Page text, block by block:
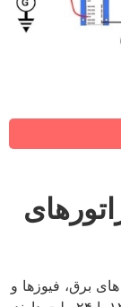
برق، فیوزها و